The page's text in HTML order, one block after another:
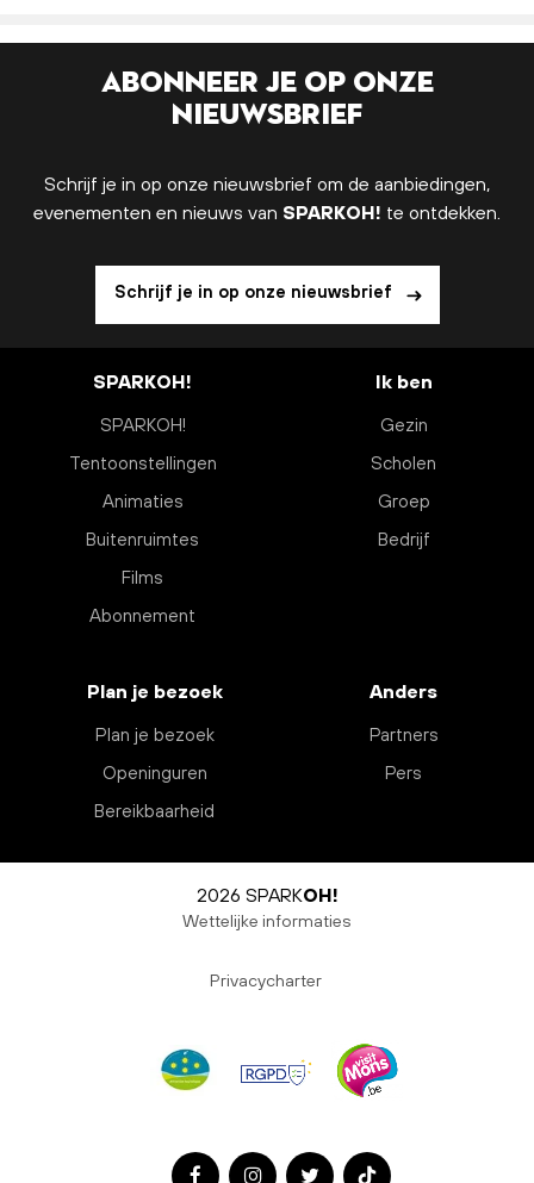
Abonneer je op onze
nieuwsbrief
Schrijf je in op onze nieuwsbrief om de aanbiedingen,
evenementen en nieuws van SPARKOH! te ontdekken.
Schrijf je in op onze nieuwsbrief
SPARKOH!
SPARKOH!
Tentoonstellingen
Animaties
Buitenruimtes
Films
Abonnement
Ik ben
Gezin
Scholen
Groep
Bedrijf
Plan je bezoek
Plan je bezoek
Openinguren
Bereikbaarheid
Anders
Partners
Pers
2026 SPARKOH!
Wettelijke informaties
Privacycharter